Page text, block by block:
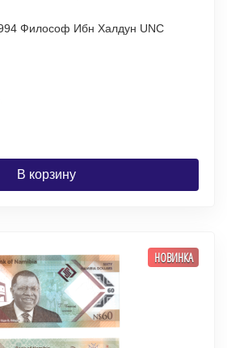
Тунис 10 динаров 1994 Философ Ибн Халдун UNC
В корзину
НОВИНКА